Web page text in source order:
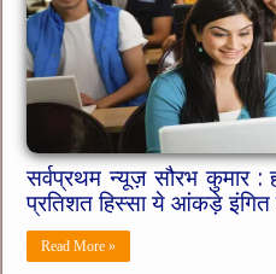
सर्वप्रथम न्यूज़ सौरभ कुमार
प्रतिशत हिस्सा ये आंकड़े
Read More »